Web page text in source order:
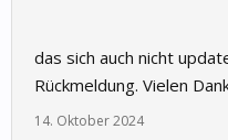
das sich auch nicht
Rückmeldung. Vielen
14. Oktober 2024